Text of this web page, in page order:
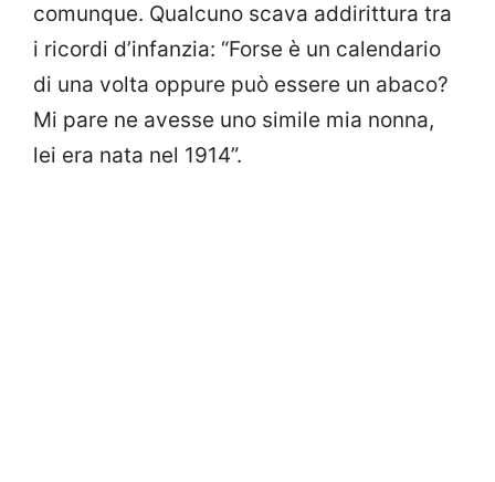
comunque. Qualcuno scava addirittura tra
i ricordi d’infanzia: “Forse è un calendario
di una volta oppure può essere un abaco?
Mi pare ne avesse uno simile mia nonna,
lei era nata nel 1914”.